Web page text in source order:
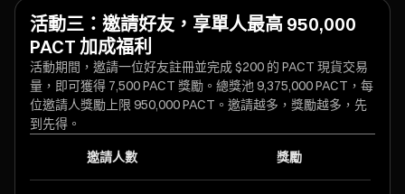
活動三：邀請好友，享單人最高 950,000
PACT 加成福利
活動期間，邀請一位好友註冊並完成 $200 的 PACT 現貨交易
量，即可獲得 7,500 PACT 獎勵。總獎池 9,375,000 PACT，每
位邀請人獎勵上限 950,000 PACT。邀請越多，獎勵越多，先
到先得。
邀請人數 獎勵